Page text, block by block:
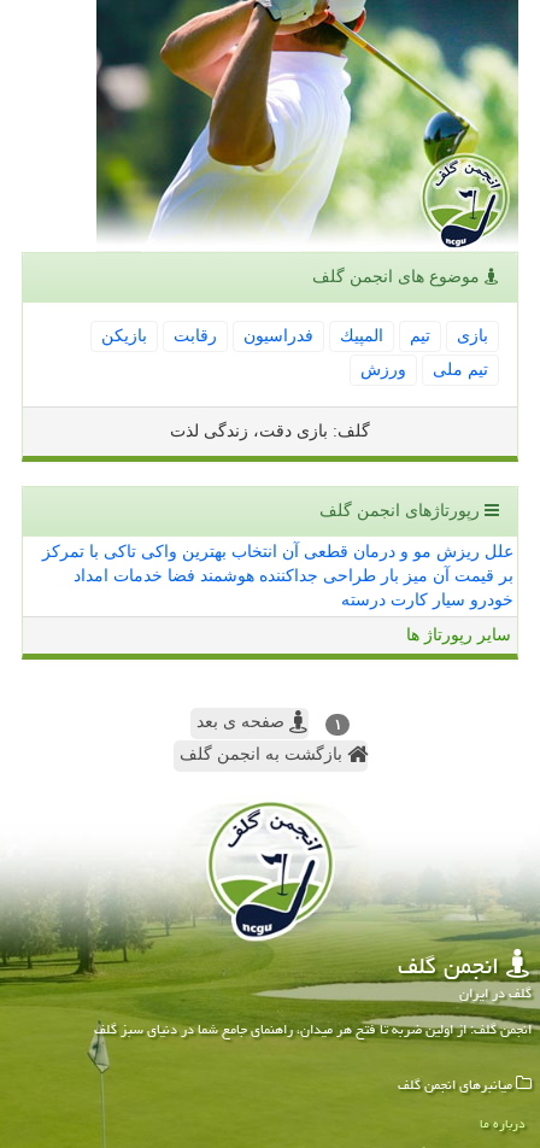
موضوع های انجمن گلف
بازی تیم المپیك فدراسیون رقابت
بازیكن
تیم ملی
ورزش
گلف: بازی دقت، زندگی لذت
رپورتاژهای انجمن گلف
علل ریزش مو و درمان قطعی آن
انتخاب بهترین واکی تاکی با تمرکز
بر قیمت آن میز بار طراحی جداکننده هوشمند فضا خدمات امداد
خودرو سیار کارت درسته
سایر رپورتاژ ها
۱
صفحه ی بعد
بازگشت به انجمن گلف
انجمن گلف
گلف در ایران
انجمن گلف: از اولین ضربه تا فتح هر میدان، راهنمای جامع شما در دنیای سبز گلف
میانبرهای انجمن گلف
درباره ما